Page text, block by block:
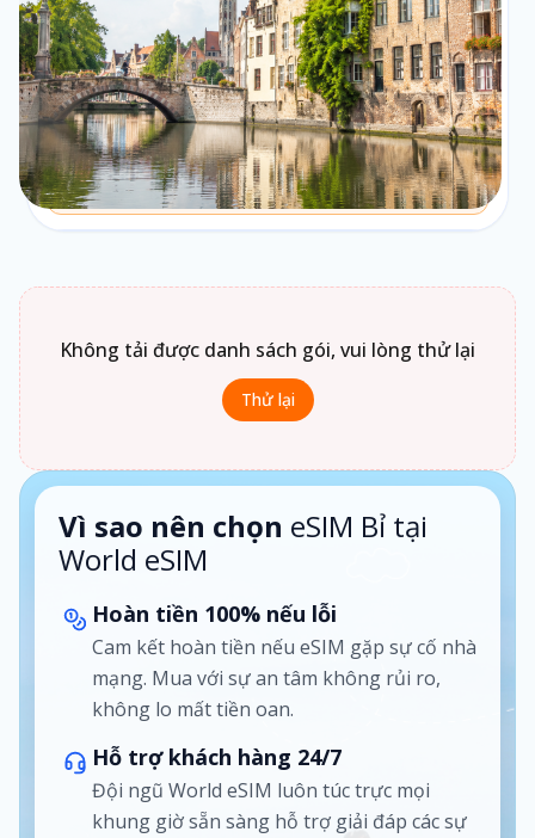
2
Loại gói
Theo ngày
Chưa biết chọn loại gói nào?
Bấm vàoLoại góiđể xem gợi ý phù hợp theo nhu cầu sử
dụng.
Không tải được danh sách gói, vui lòng thử lại
Thử lại
Vì sao nên chọn eSIM Bỉ tại
World eSIM
Hoàn tiền 100% nếu lỗi
Cam kết hoàn tiền nếu eSIM gặp sự cố nhà
mạng. Mua với sự an tâm không rủi ro,
không lo mất tiền oan.
Hỗ trợ khách hàng 24/7
Đội ngũ World eSIM luôn túc trực mọi
khung giờ sẵn sàng hỗ trợ giải đáp các sự